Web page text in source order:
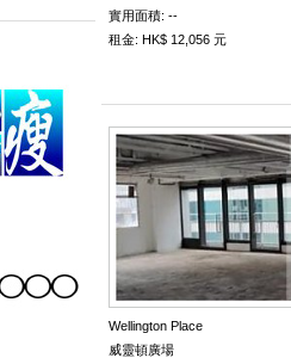
實用面積: --
租金: HK$ 12,056 元
Wellington Place
威靈頓廣場